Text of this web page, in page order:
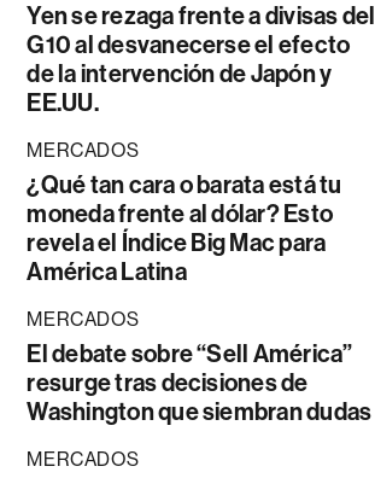
Yen se rezaga frente a divisas del
G10 al desvanecerse el efecto
de la intervención de Japón y
EE.UU.
MERCADOS
¿Qué tan cara o barata está tu
moneda frente al dólar? Esto
revela el Índice Big Mac para
América Latina
MERCADOS
El debate sobre “Sell América”
resurge tras decisiones de
Washington que siembran dudas
MERCADOS